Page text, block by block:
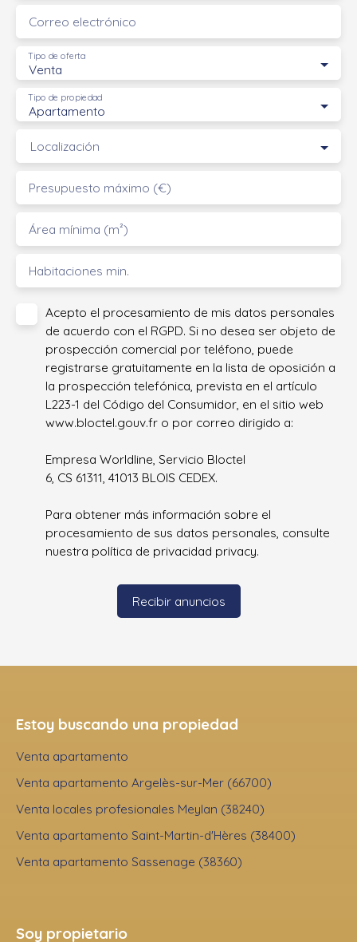
Correo electrónico
Venta
Tipo de oferta
Apartamento
Tipo de propiedad
Localización
Presupuesto máximo (€)
Área mínima (m²)
Habitaciones min.
Acepto el procesamiento de mis datos personales
de acuerdo con el RGPD. Si no desea ser objeto de
prospección comercial por teléfono, puede
registrarse gratuitamente en la lista de oposición a
la prospección telefónica, prevista en el artículo
L223-1 del Código del Consumidor, en el sitio web
www.bloctel.gouv.fr o por correo dirigido a:
Empresa Worldline, Servicio Bloctel
6, CS 61311, 41013 BLOIS CEDEX.
Para obtener más información sobre el
procesamiento de sus datos personales, consulte
nuestra política de privacidad privacy.
Recibir anuncios
Estoy buscando una propiedad
Venta apartamento
Venta apartamento Argelès-sur-Mer (66700)
Venta locales profesionales Meylan (38240)
Venta apartamento Saint-Martin-d'Hères (38400)
Venta apartamento Sassenage (38360)
Soy propietario